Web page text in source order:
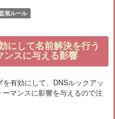
監視ルール
して名前解決を行う
スに与える影響
有効にして、DNSルックアッ
マンスに影響を与えるので注